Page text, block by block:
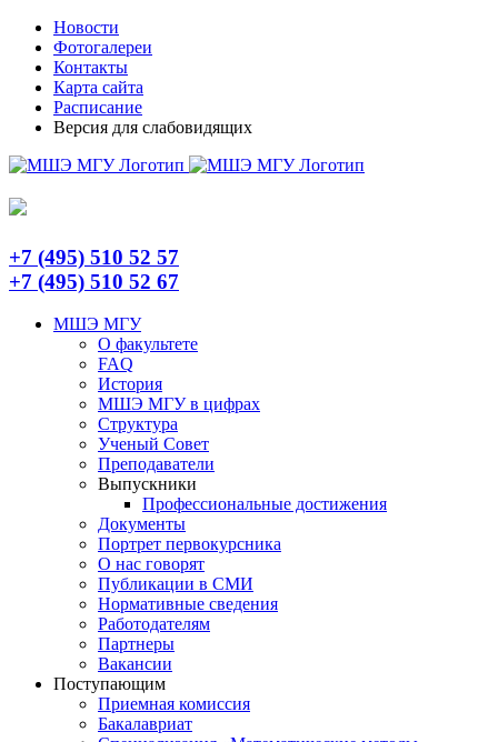
Skip
content
TelegramНовости
Фотогалереи
Контакты
Карта сайта
Расписание
Версия для слабовидящих
+7 (495) 510 52 57
+7 (495) 510 52 67
МШЭ МГУ
О факультете
FAQ
История
МШЭ МГУ в цифрах
Структура
Ученый Совет
Преподаватели
Выпускники
Профессиональные достижения
Документы
Портрет первокурсника
О нас говорят
Публикации в СМИ
Нормативные сведения
Работодателям
Партнеры
Вакансии
Поступающим
Приемная комиссия
Бакалавриат